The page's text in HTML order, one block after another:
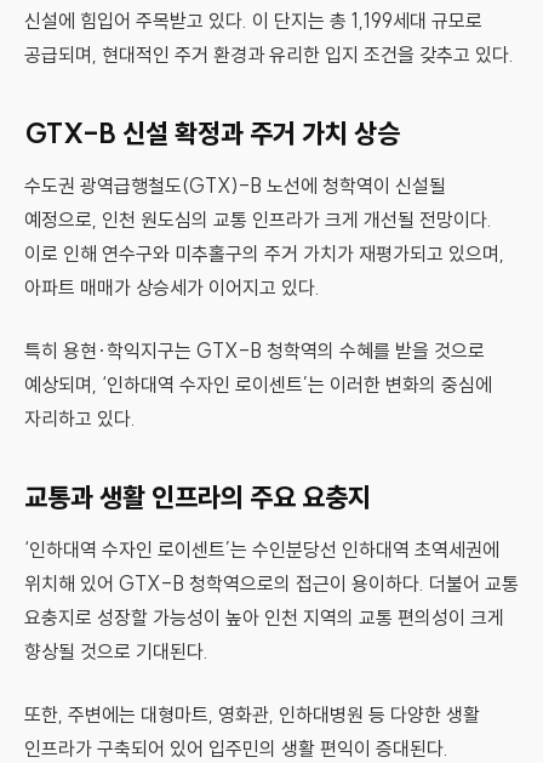
신설에 힘입어 주목받고 있다. 이 단지는 총 1,199세대 규모로
공급되며, 현대적인 주거 환경과 유리한 입지 조건을 갖추고 있다.
GTX-B 신설 확정과 주거 가치 상승
수도권 광역급행철도(GTX)-B 노선에 청학역이 신설될
예정으로, 인천 원도심의 교통 인프라가 크게 개선될 전망이다.
이로 인해 연수구와 미추홀구의 주거 가치가 재평가되고 있으며,
아파트 매매가 상승세가 이어지고 있다.
특히 용현·학익지구는 GTX-B 청학역의 수혜를 받을 것으로
예상되며, ‘인하대역 수자인 로이센트’는 이러한 변화의 중심에
자리하고 있다.
교통과 생활 인프라의 주요 요충지
‘인하대역 수자인 로이센트’는 수인분당선 인하대역 초역세권에
위치해 있어 GTX-B 청학역으로의 접근이 용이하다. 더불어 교통
요충지로 성장할 가능성이 높아 인천 지역의 교통 편의성이 크게
향상될 것으로 기대된다.
또한, 주변에는 대형마트, 영화관, 인하대병원 등 다양한 생활
인프라가 구축되어 있어 입주민의 생활 편익이 증대된다.